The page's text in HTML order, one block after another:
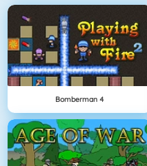
Bomberman 4